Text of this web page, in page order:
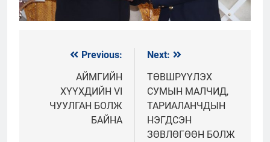
МэдээнийPrevious:
АЙМГИЙН
ХҮҮХДИЙН VI
ЧУУЛГАН БОЛЖ
БАЙНА
Next:
ТӨВШРҮҮЛЭХ
СУМЫН МАЛЧИД,
ТАРИАЛАНЧДЫН
НЭГДСЭН
ЗӨВЛӨГӨӨН БОЛЖ